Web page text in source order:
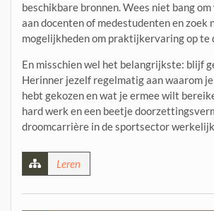
beschikbare bronnen. Wees niet bang
aan docenten of medestudenten en zoek
mogelijkheden om praktijkervaring op te
En misschien wel het belangrijkste: blijf
Herinner jezelf regelmatig aan waarom
hebt gekozen en wat je ermee wilt
hard werk en een beetje
droomcarrière in de sportsector
Leren